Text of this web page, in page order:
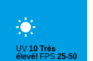
UV 10 Très
élevé! FPS25-50